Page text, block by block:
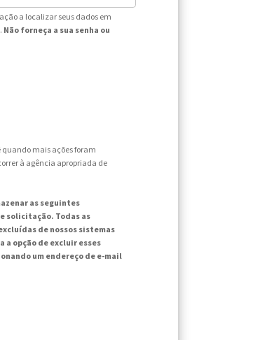
a localizar seus dados em
Não forneça a sua senha ou
mais ações foram
à agência apropriada de
as seguintes
solicitação. Todas as
de nossos sistemas
a opção de excluir esses
um endereço de e-mail